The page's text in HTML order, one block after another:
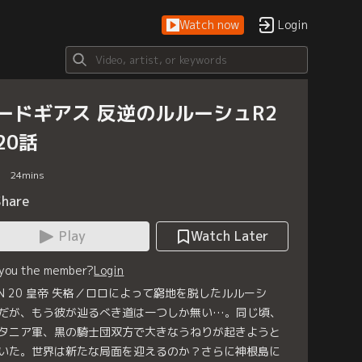
Watch now Login
ドギアス 反逆のルルーシュR2
話
24mins
Play
Watch Later
the member?Login
20 皇帝 失格／ロロによって窮地を脱したルルーシ
が、もう彼が辿るべき道は一つしか無い…。同じ頃、
ニア軍、黒の騎士団双方で大きなうねりが起きようと
た。世界は新たな局面を迎えるのか？さらに神根島に